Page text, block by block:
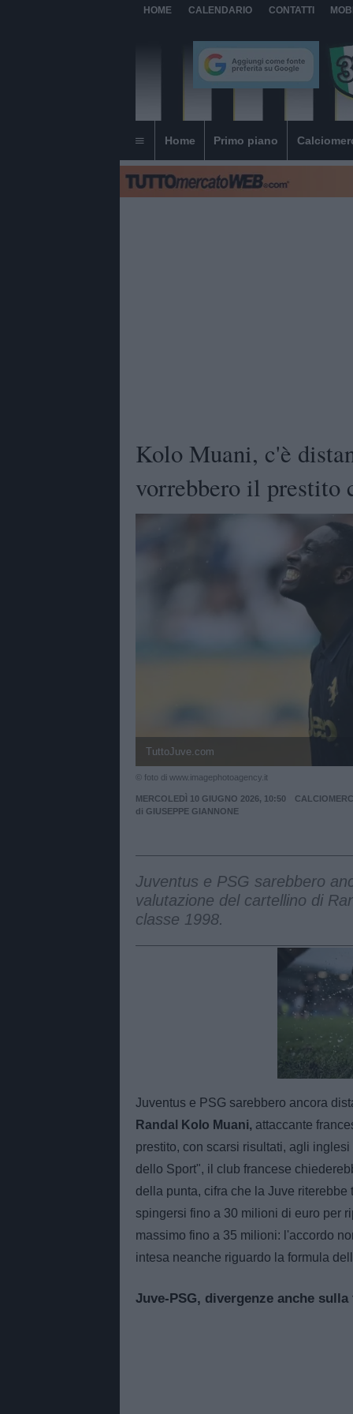
HOME CALENDARIO CONTATTI
Home Primo piano
Kolo Muani, c'è
vorrebbero il prestito
TuttoJuve.com
© foto di www.imagephotoagency.it
MERCOLEDÌ 10 GIUGNO 2026, 10:50
di GIUSEPPE GIANNONE
Juventus e PSG sarebbero
valutazione del cartellino di
classe 1998.
Unmute
Juventus e PSG sarebbero ancora
Randal Kolo Muani, attaccante
prestito, con scarsi risultati, agli
dello Sport", il club francese
della punta, cifra che la Juve
spingersi fino a 30 milioni di euro per
massimo fino a 35 milioni: l'accordo
intesa neanche riguardo la formula
Juve-PSG, divergenze anche